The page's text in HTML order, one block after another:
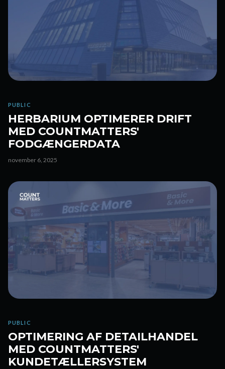
PUBLIC
HERBARIUM OPTIMERER DRIFT
MED COUNTMATTERS'
FODGÆNGERDATA
november 6, 2025
PUBLIC
OPTIMERING AF DETAILHANDEL
MED COUNTMATTERS'
KUNDETÆLLERSYSTEM